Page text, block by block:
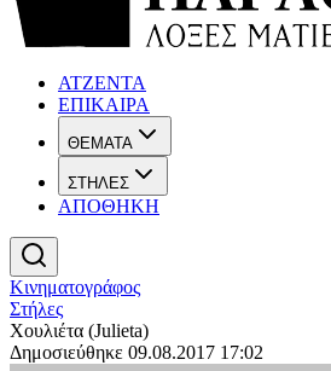
ΑΤΖΕΝΤΑ
ΕΠΙΚΑΙΡΑ
ΘΕΜΑΤΑ
ΣΤΗΛΕΣ
ΑΠΟΘΗΚΗ
Κινηματογράφος
Στήλες
Χουλιέτα (Julieta)
Δημοσιεύθηκε 09.08.2017 17:02